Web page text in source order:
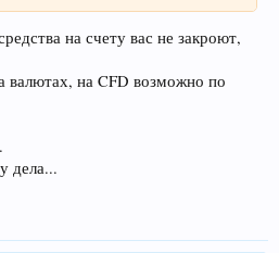
на счету вас не закроют,
валютах, на CFD возможно по
дела...